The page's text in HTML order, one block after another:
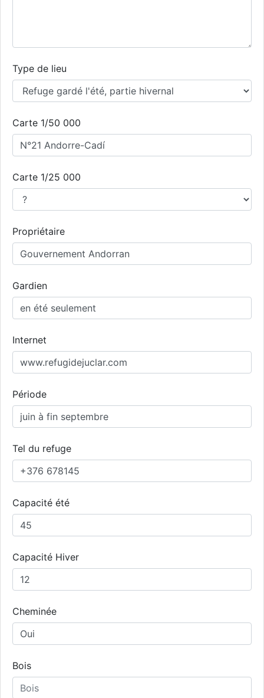
Type de lieu
Carte 1/50 000
Carte 1/25 000
Propriétaire
Gardien
Internet
Période
Tel du refuge
Capacité été
Capacité Hiver
Cheminée
Bois